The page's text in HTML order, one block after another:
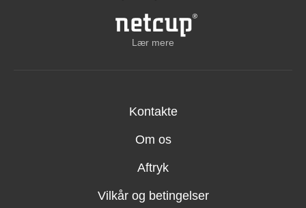
Lær mere
Kontakte
Om os
Aftryk
Vilkår og betingelser